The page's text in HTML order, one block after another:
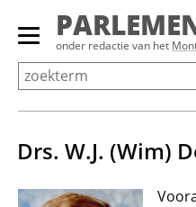
Overslaan
Primair
menu
tonen/verbergen
onder redactie van het
Drs. W.J. (Wim)